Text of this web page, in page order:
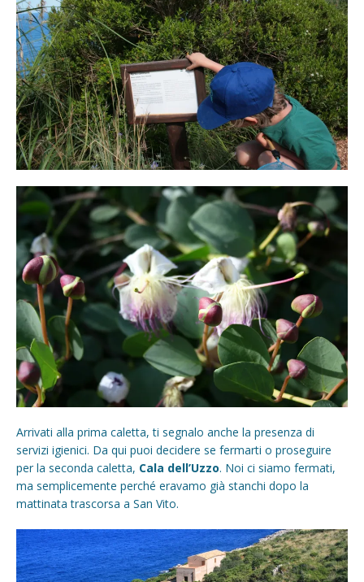
Arrivati alla prima caletta, ti segnalo anche la presenza di
servizi igienici. Da qui puoi decidere se fermarti o proseguire
per la seconda caletta, Cala dell’Uzzo. Noi ci siamo fermati,
ma semplicemente perché eravamo già stanchi dopo la
mattinata trascorsa a San Vito.